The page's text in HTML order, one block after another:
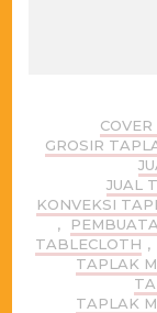
COVER
GROSIR
JUAL
KONVEKSI
,
TABLECLOTH ,
TAPLAK
TAPLAK